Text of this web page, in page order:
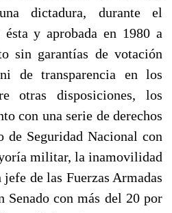
dictadura, durante el
y aprobada en 1980 a
sin garantías de votación
de transparencia en los
otras disposiciones, los
con una serie de derechos
de Seguridad Nacional con
militar, la inamovilidad
de las Fuerzas Armadas
con más del 20 por